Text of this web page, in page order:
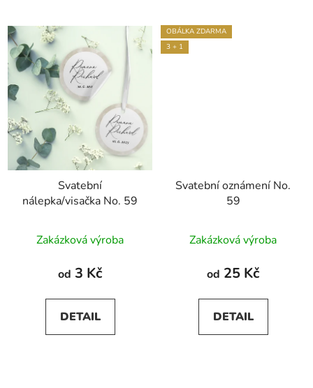
Svatební
nálepka/visačka No. 59
Zakázková výroba
od 3 Kč
DETAIL
OBÁLKA ZDARMA
3 + 1
Svatební oznámení No.
59
Zakázková výroba
od 25 Kč
DETAIL